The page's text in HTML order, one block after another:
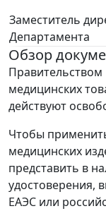
Заместитель
Департамента
Обзор
медицинских
действуют
Чтобы
медицинских
представить в
удостоверения,
ЕАЭС или